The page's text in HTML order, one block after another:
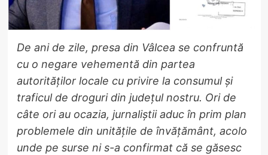
De ani de zile, presa din Vâlcea se confruntă
cu o negare vehementă din partea
autorităților locale cu privire la consumul și
traficul de droguri din județul nostru. Ori de
câte ori au ocazia, jurnaliștii aduc în prim plan
problemele din unitățile de învățământ, acolo
unde pe surse ni s-a confirmat că se găsesc